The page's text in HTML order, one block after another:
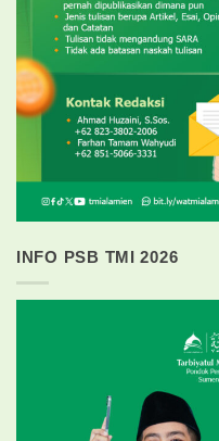
INFO PSB TMI 2026